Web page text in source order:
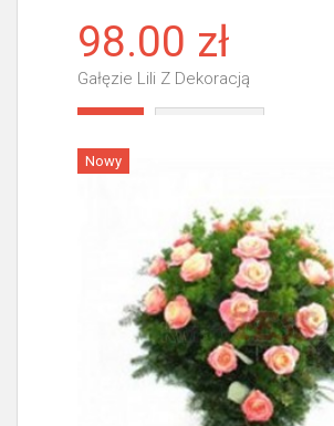
98.00 zł
Gałęzie Lili Z Dekoracją
Nowy